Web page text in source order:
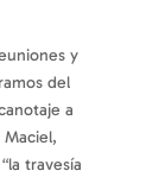
y
del
a
travesía